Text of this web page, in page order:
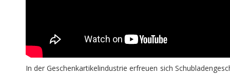
In der Geschenkartikelindustrie erfreuen sich